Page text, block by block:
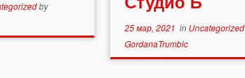
by
25 мар, 2021 in Uncategorized
GordanaTrumbic